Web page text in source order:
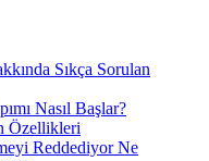
Sıkça Sorulan
Nasıl Başlar?
Özellikleri
Reddediyor Ne